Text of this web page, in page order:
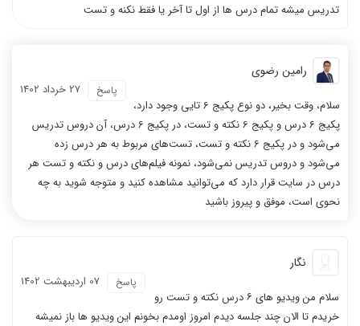
تدریس میشه تمام درس ها از اول تا آخر یا فقط نکنه و تست
رامین رضوی
27 خرداد 1402 پاسخ
سلام، وقت بخیر، دو نوع پکیج 6 تایی وجود دارد،
پکیج 6 درس و پکیج 6 نکته و تست، در پکیج 6 درس، آن دروس تدریس
می‌شود و در پکیج 6 نکته و تست، تست‌های مربوط به هر درس زده
می‌شود و دروس تدریس نمی‌شود، نمونه فیلم‌های درس و نکته و تست هر
درس در سایت قرار دارد که می‌توانید مشاهده کنید و متوجه شوید به چه
نحوی است، موفق و پیروز باشید
نگار
07 ارديبهشت 1402 پاسخ
سلام من ویدیو های ۶ درس نکته و تست رو
خریدم تا الان چند جلسه دیدم امروز اومدم بخونم این ویدیو ها باز نمیشه